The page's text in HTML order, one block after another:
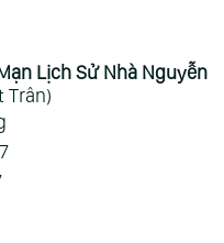
Lịch Sử Nhà Nguyễn
Trân)